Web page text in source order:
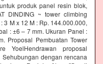
produk panel resin blok,
DINDING ~ tower climbing
M x 12 M : Rp. 144.000.000,
: ±6 – 7 mm. Ukuran Panel :
Proposal Pembuatan Tower
YoelHendrawan proposal
dengan rencana